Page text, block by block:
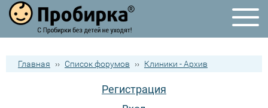
Главная ›› Список форумов ›› Клиники - Архив
Регистрация